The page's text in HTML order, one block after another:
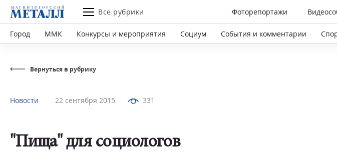
Все рубрики Фоторепортажи
Город ММК Конкурсы и мероприятия Социум События и комментарии
Вернуться в рубрику
Новости 22 сентября 2015 331
"Пища" для социологов